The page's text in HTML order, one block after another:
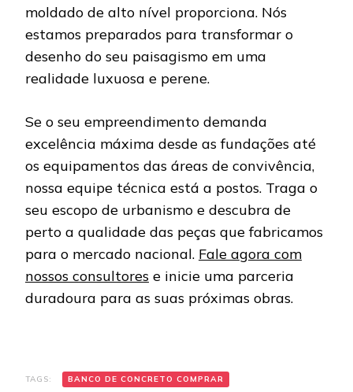
moldado de alto nível proporciona. Nós
estamos preparados para transformar o
desenho do seu paisagismo em uma
realidade luxuosa e perene.
Se o seu empreendimento demanda
excelência máxima desde as fundações até
os equipamentos das áreas de convivência,
nossa equipe técnica está a postos. Traga o
seu escopo de urbanismo e descubra de
perto a qualidade das peças que fabricamos
para o mercado nacional. Fale agora com
nossos consultores e inicie uma parceria
duradoura para as suas próximas obras.
TAGS: BANCO DE CONCRETO COMPRAR